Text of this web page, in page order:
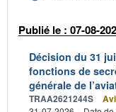
Publié le : 07-08-
Décision du 31
fonctions de
générale de
TRAA2621244S